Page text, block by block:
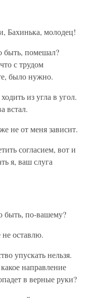
Бахинька, молодец!
быть, помешал?
с трудом
было нужно.
из угла в угол.
встал.
не от меня зависит.
согласием, вот и
я, ваш слуга
быть, по-вашему?
не оставлю.
упускать нельзя.
направление
в верные руки?